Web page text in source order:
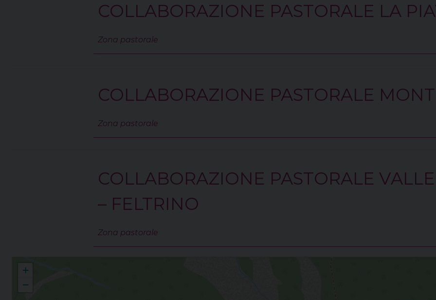
COLLABORAZIONE PASTORALE LA
Zona pastorale
COLLABORAZIONE PASTORALE
Zona pastorale
COLLABORAZIONE PASTORALE
– FELTRINO
Zona pastorale
+
−